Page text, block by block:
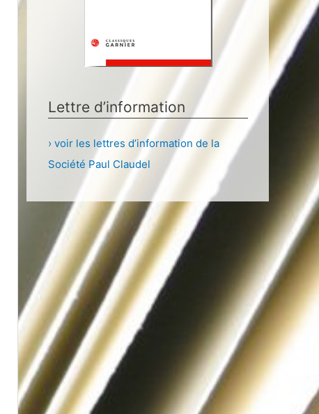
Lettre d’information
› voir les lettres d’information de la
Société Paul Claudel